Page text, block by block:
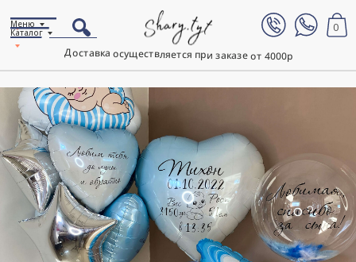
Доставка осуществляется при заказе от 4000р
0
Каталог
Меню